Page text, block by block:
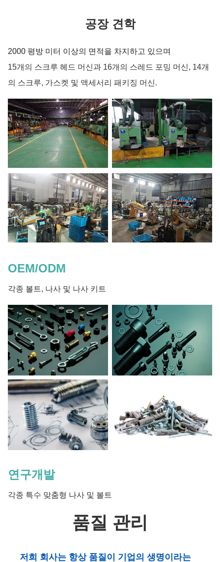
공장 견학
2000 평방 미터 이상의 면적을 차지하고 있으며
15개의 스크루 헤드 머신과 16개의 스레드 포밍 머신, 14개
의 스크루, 가스켓 및 액세서리 패키징 머신.
OEM/ODM
각종 볼트, 나사 및 나사 키트
연구개발
각종 특수 맞춤형 나사 및 볼트
품질 관리
저희 회사는 항상 품질이 기업의 생명이라는